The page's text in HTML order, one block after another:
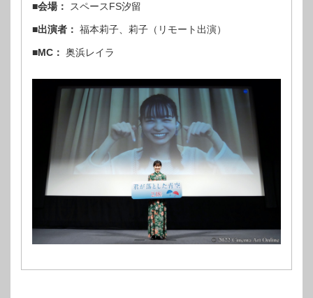
■会場： スペースFS汐留
■出演者： 福本莉子、莉子（リモート出演）
■MC： 奥浜レイラ